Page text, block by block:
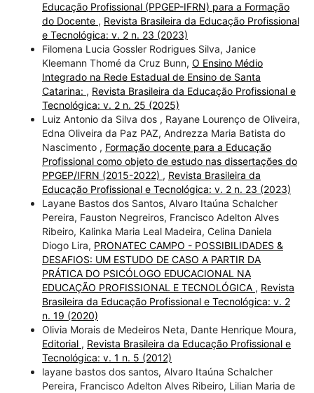
Educação Profissional (PPGEP-IFRN) para a Formação
do Docente , Revista Brasileira da Educação Profissional
e Tecnológica: v. 2 n. 23 (2023)
Filomena Lucia Gossler Rodrigues Silva, Janice
Kleemann Thomé da Cruz Bunn, O Ensino Médio
Integrado na Rede Estadual de Ensino de Santa
Catarina: , Revista Brasileira da Educação Profissional e
Tecnológica: v. 2 n. 25 (2025)
Luiz Antonio da Silva dos , Rayane Lourenço de Oliveira,
Edna Oliveira da Paz PAZ, Andrezza Maria Batista do
Nascimento , Formação docente para a Educação
Profissional como objeto de estudo nas dissertações do
PPGEP/IFRN (2015-2022) , Revista Brasileira da
Educação Profissional e Tecnológica: v. 2 n. 23 (2023)
Layane Bastos dos Santos, Alvaro Itaúna Schalcher
Pereira, Fauston Negreiros, Francisco Adelton Alves
Ribeiro, Kalinka Maria Leal Madeira, Celina Daniela
Diogo Lira, PRONATEC CAMPO - POSSIBILIDADES &
DESAFIOS: UM ESTUDO DE CASO A PARTIR DA
PRÁTICA DO PSICÓLOGO EDUCACIONAL NA
EDUCAÇÃO PROFISSIONAL E TECNOLÓGICA , Revista
Brasileira da Educação Profissional e Tecnológica: v. 2
n. 19 (2020)
Olivia Morais de Medeiros Neta, Dante Henrique Moura,
Editorial , Revista Brasileira da Educação Profissional e
Tecnológica: v. 1 n. 5 (2012)
layane bastos dos santos, Alvaro Itaúna Schalcher
Pereira, Francisco Adelton Alves Ribeiro, Lilian Maria de